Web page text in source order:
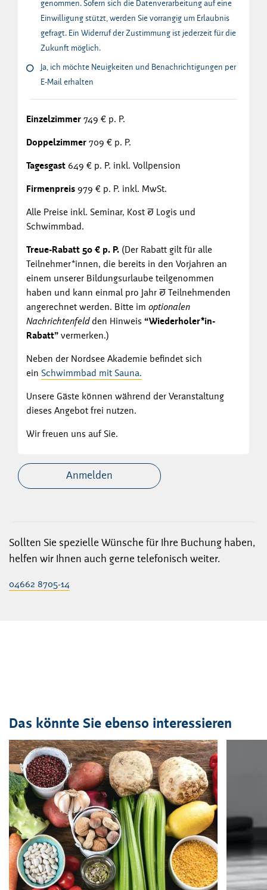
genommen. Sofern sich die Datenverarbeitung auf eine
Einwilligung stützt, werden Sie vorrangig um Erlaubnis
gefragt. Ein Widerruf der Zustimmung ist jederzeit für die
Zukunft möglich.
Ja, ich möchte Neuigkeiten und Benachrichtigungen per
E-Mail erhalten
Einzelzimmer 749 € p. P.
Doppelzimmer 709 € p. P.
Tagesgast 649 € p. P. inkl. Vollpension
Firmenpreis 979 € p. P. inkl. MwSt.
Alle Preise inkl. Seminar, Kost & Logis und
Schwimmbad.
Treue-Rabatt 50 € p. P. (Der Rabatt gilt für alle
Teilnehmer*innen, die bereits in den Vorjahren an
einem unserer Bildungsurlaube teilgenommen
haben und kann einmal pro Jahr & Teilnehmenden
angerechnet werden. Bitte im optionalen
Nachrichtenfeldden Hinweis “Wiederholer*in-
Rabatt” vermerken.)
Neben der Nordsee Akademie befindet sich
ein Schwimmbad mit Sauna.
Unsere Gäste können während der Veranstaltung
dieses Angebot frei nutzen.
Wir freuen uns auf Sie.
Anmelden
Sollten Sie spezielle Wünsche für Ihre Buchung haben,
helfen wir Ihnen auch gerne telefonisch weiter.
04662 8705-14
Das könnte Sie ebenso interessieren
Veranstaltung1bis2von42sichtbar.